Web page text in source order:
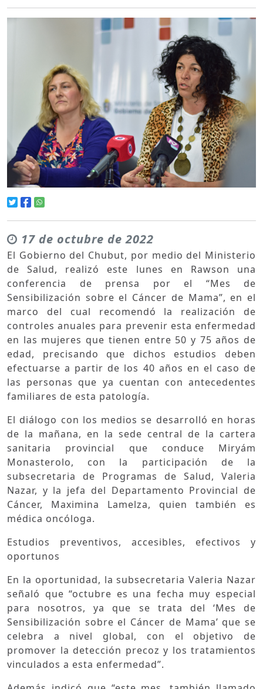
17 de octubre de 2022
El Gobierno del Chubut, por medio del Ministerio
de Salud, realizó este lunes en Rawson una
conferencia de prensa por el “Mes de
Sensibilización sobre el Cáncer de Mama”, en el
marco del cual recomendó la realización de
controles anuales para prevenir esta enfermedad
en las mujeres que tienen entre 50 y 75 años de
edad, precisando que dichos estudios deben
efectuarse a partir de los 40 años en el caso de
las personas que ya cuentan con antecedentes
familiares de esta patología.
El diálogo con los medios se desarrolló en horas
de la mañana, en la sede central de la cartera
sanitaria provincial que conduce Miryám
Monasterolo, con la participación de la
subsecretaria de Programas de Salud, Valeria
Nazar, y la jefa del Departamento Provincial de
Cáncer, Maximina Lamelza, quien también es
médica oncóloga.
Estudios preventivos, accesibles, efectivos y
oportunos
En la oportunidad, la subsecretaria Valeria Nazar
señaló que “octubre es una fecha muy especial
para nosotros, ya que se trata del ‘Mes de
Sensibilización sobre el Cáncer de Mama’ que se
celebra a nivel global, con el objetivo de
promover la detección precoz y los tratamientos
vinculados a esta enfermedad”.